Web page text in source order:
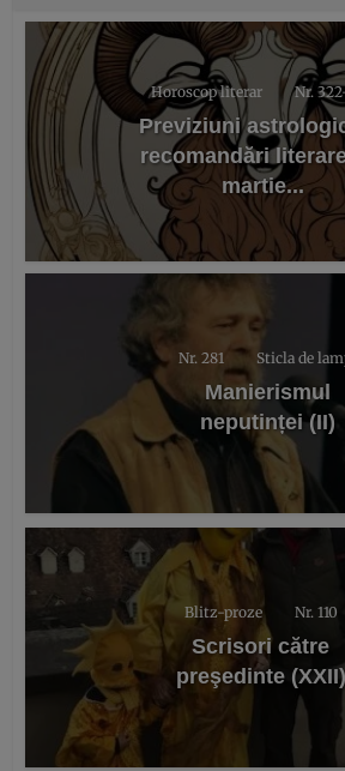
Horoscop literar Nr.
Previziuni
recomandări
martie...
Nr. 281 Sticla de
Manierismul
neputinței (II)
Blitz-proze Nr. 110
Scrisori către
preşedinte (XXII)